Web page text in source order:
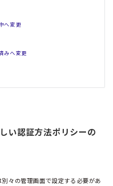
へ変更
みへ変更
い認証方法ポリシーの
々の管理画面で設定する必要があ